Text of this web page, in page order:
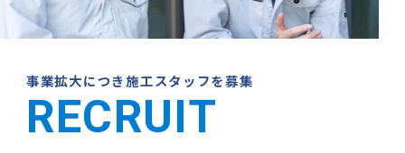
事業拡大につき施工スタッフを募集
RECRUIT